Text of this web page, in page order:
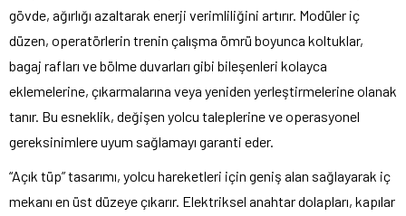
gövde, ağırlığı azaltarak enerji verimliliğini artırır. Modüler iç
düzen, operatörlerin trenin çalışma ömrü boyunca koltuklar,
bagaj rafları ve bölme duvarları gibi bileşenleri kolayca
eklemelerine, çıkarmalarına veya yeniden yerleştirmelerine olanak
tanır. Bu esneklik, değişen yolcu taleplerine ve operasyonel
gereksinimlere uyum sağlamayı garanti eder.
“Açık tüp” tasarımı, yolcu hareketleri için geniş alan sağlayarak iç
mekanı en üst düzeye çıkarır. Elektriksel anahtar dolapları, kapılar